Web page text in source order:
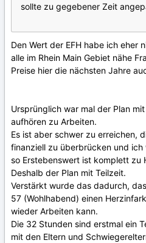
sollte zu gegebener Zeit
Den Wert der EFH habe ich eher
alle im Rhein Main Gebiet nähe
Preise hier die nächsten Jahre
Ursprünglich war mal der Plan
aufhören zu Arbeiten.
Es ist aber schwer zu erreichen,
finanziell zu überbrücken und
so Erstebenswert ist komplett zu
Deshalb der Plan mit Teilzeit.
Verstärkt wurde das dadurch,
57 (Wohlhabend) einen
wieder Arbeiten kann.
Die 32 Stunden sind erstmal ein
mit den Eltern und